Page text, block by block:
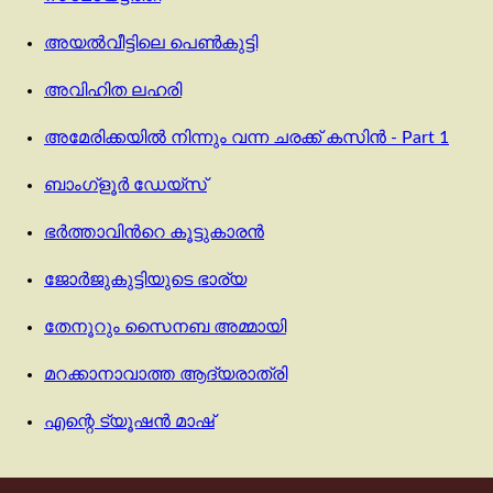
അയൽവീട്ടിലെ പെൺകുട്ടി
അവിഹിത ലഹരി
അമേരിക്കയിൽ നിന്നും വന്ന ചരക്ക് കസിൻ - Part 1
ബാംഗ്ളൂർ ഡേയ്സ്
ഭര്‍ത്താവിന്‍റെ കൂട്ടുകാരന്‍
ജോർജുകുട്ടിയുടെ ഭാര്യ
തേനൂറും സൈനബ അമ്മായി
മറക്കാനാവാത്ത ആദ്യരാത്രി
എന്റെ ട്യൂഷൻ മാഷ്